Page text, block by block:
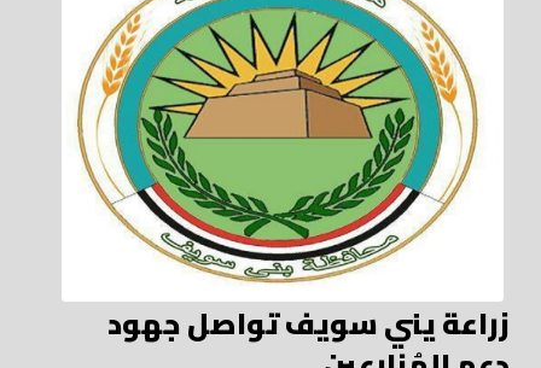
زراعة يني سويف تواصل جهود